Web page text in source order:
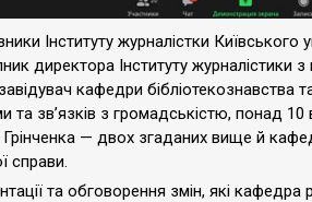
Інституту журналістки Київського
директора Інституту журналістики
кафедри бібліотекознавства
та зв’язків з громадськістю, понад
Грінченка — двох згаданих вище й
справи.
та обговорення змін, які кафедра